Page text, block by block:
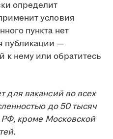
определит
условия
пункта нет
публикации —
нему или обратитесь
для вакансий во всех
до 50 тысяч
кроме Московской